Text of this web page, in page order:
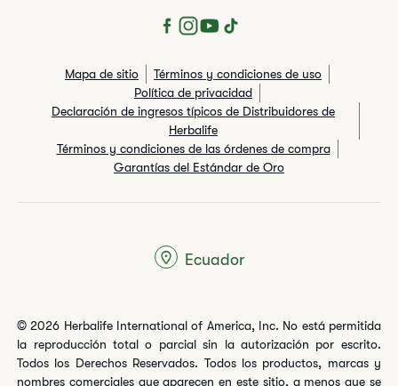
Mapa de sitio
Términos y condiciones de uso
Política de privacidad
Declaración de ingresos típicos de Distribuidores de
Herbalife
Términos y condiciones de las órdenes de compra
Garantías del Estándar de Oro
© 2026 Herbalife International of America, Inc. No está permitida
la reproducción total o parcial sin la autorización por escrito.
Todos los Derechos Reservados. Todos los productos, marcas y
nombres comerciales que aparecen en este sitio, a menos que se
Ecuador